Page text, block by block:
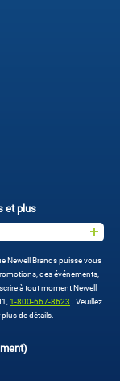
et plus
Newell Brands puisse vous
des événements,
à tout moment Newell
1-800-667-8623
. Veuillez
de détails.